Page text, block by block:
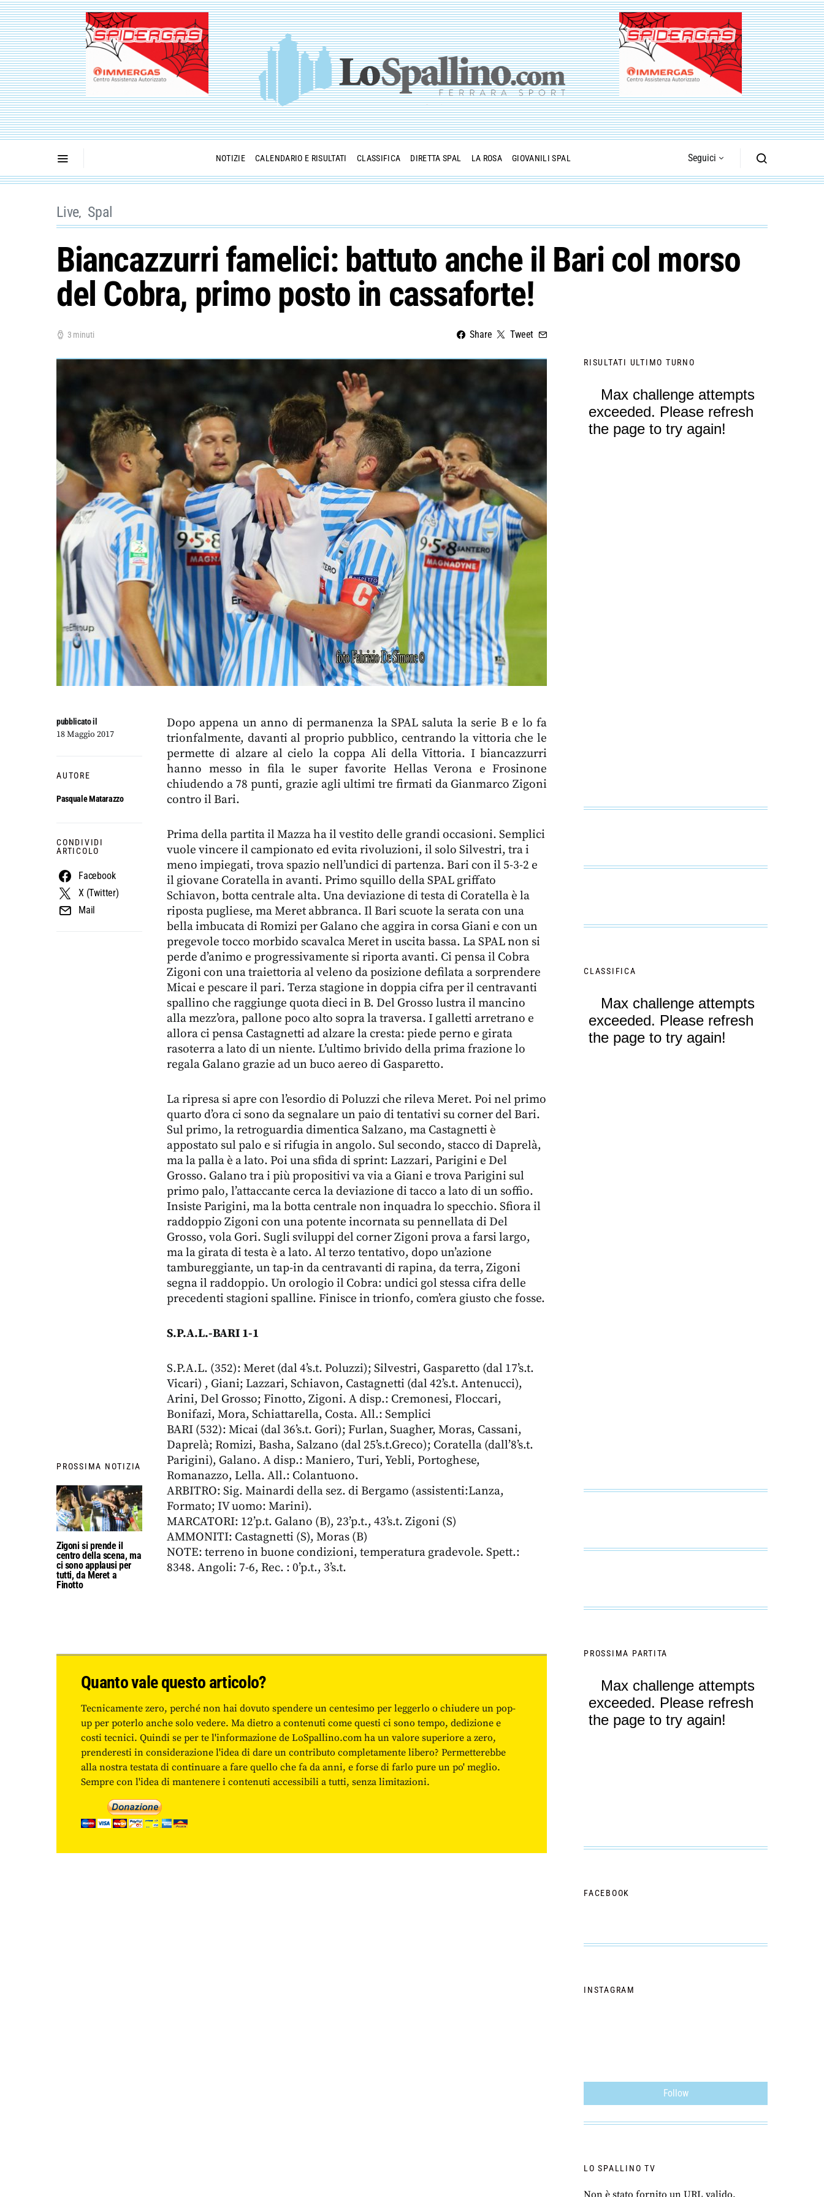
NOTIZIE CALENDARIO E RISULTATI CLASSIFICA DIRETTA SPAL LA ROSA GIOVANILI SPAL Seguici
Live Spal
Biancazzurri famelici: battuto anche il Bari col morso
del Cobra, primo posto in cassaforte!
3 minuti Share Tweet
PROSSIMA NOTIZIA
Zigoni si prende il
centro della scena, ma
ci sono applausi per
tutti, da Meret a
Finotto
pubblicato il
18 Maggio 2017
AUTORE
Pasquale Matarazzo
CONDIVIDI
ARTICOLO
Facebook
X (Twitter)
Mail
Dopo appena un anno di permanenza la SPAL saluta la serie B e lo fa
trionfalmente, davanti al proprio pubblico, centrando la vittoria che le
permette di alzare al cielo la coppa Ali della Vittoria. I biancazzurri
hanno messo in fila le super favorite Hellas Verona e Frosinone
chiudendo a 78 punti, grazie agli ultimi tre firmati da Gianmarco Zigoni
contro il Bari.
Prima della partita il Mazza ha il vestito delle grandi occasioni. Semplici
vuole vincere il campionato ed evita rivoluzioni, il solo Silvestri, tra i
meno impiegati, trova spazio nell’undici di partenza. Bari con il 5-3-2 e
il giovane Coratella in avanti. Primo squillo della SPAL griffato
Schiavon, botta centrale alta. Una deviazione di testa di Coratella è la
riposta pugliese, ma Meret abbranca. Il Bari scuote la serata con una
bella imbucata di Romizi per Galano che aggira in corsa Giani e con un
pregevole tocco morbido scavalca Meret in uscita bassa. La SPAL non si
perde d’animo e progressivamente si riporta avanti. Ci pensa il Cobra
Zigoni con una traiettoria al veleno da posizione defilata a sorprendere
Micai e pescare il pari. Terza stagione in doppia cifra per il centravanti
spallino che raggiunge quota dieci in B. Del Grosso lustra il mancino
alla mezz’ora, pallone poco alto sopra la traversa. I galletti arretrano e
allora ci pensa Castagnetti ad alzare la cresta: piede perno e girata
rasoterra a lato di un niente. L’ultimo brivido della prima frazione lo
regala Galano grazie ad un buco aereo di Gasparetto.
La ripresa si apre con l’esordio di Poluzzi che rileva Meret. Poi nel primo
quarto d’ora ci sono da segnalare un paio di tentativi su corner del Bari.
Sul primo, la retroguardia dimentica Salzano, ma Castagnetti è
appostato sul palo e si rifugia in angolo. Sul secondo, stacco di Daprelà,
ma la palla è a lato. Poi una sfida di sprint: Lazzari, Parigini e Del
Grosso. Galano tra i più propositivi va via a Giani e trova Parigini sul
primo palo, l’attaccante cerca la deviazione di tacco a lato di un soffio.
Insiste Parigini, ma la botta centrale non inquadra lo specchio. Sfiora il
raddoppio Zigoni con una potente incornata su pennellata di Del
Grosso, vola Gori. Sugli sviluppi del corner Zigoni prova a farsi largo,
ma la girata di testa è a lato. Al terzo tentativo, dopo un’azione
tambureggiante, un tap-in da centravanti di rapina, da terra, Zigoni
segna il raddoppio. Un orologio il Cobra: undici gol stessa cifra delle
precedenti stagioni spalline. Finisce in trionfo, com’era giusto che fosse.
S.P.A.L.-BARI 1-1
S.P.A.L. (352): Meret (dal 4’s.t. Poluzzi); Silvestri, Gasparetto (dal 17’s.t.
Vicari) , Giani; Lazzari, Schiavon, Castagnetti (dal 42’s.t. Antenucci),
Arini, Del Grosso; Finotto, Zigoni. A disp.: Cremonesi, Floccari,
Bonifazi, Mora, Schiattarella, Costa. All.: Semplici
BARI (532): Micai (dal 36’s.t. Gori); Furlan, Suagher, Moras, Cassani,
Daprelà; Romizi, Basha, Salzano (dal 25’s.t.Greco); Coratella (dall’8’s.t.
Parigini), Galano. A disp.: Maniero, Turi, Yebli, Portoghese,
Romanazzo, Lella. All.: Colantuono.
ARBITRO: Sig. Mainardi della sez. di Bergamo (assistenti:Lanza,
Formato; IV uomo: Marini).
MARCATORI: 12’p.t. Galano (B), 23’p.t., 43’s.t. Zigoni (S)
AMMONITI: Castagnetti (S), Moras (B)
NOTE: terreno in buone condizioni, temperatura gradevole. Spett.:
8348. Angoli: 7-6, Rec. : 0’p.t., 3’s.t.
Quanto vale questo articolo?
Tecnicamente zero, perché non hai dovuto spendere un centesimo per leggerlo o chiudere un pop-
up per poterlo anche solo vedere. Ma dietro a contenuti come questi ci sono tempo, dedizione e
costi tecnici. Quindi se per te l'informazione de LoSpallino.com ha un valore superiore a zero,
prenderesti in considerazione l'idea di dare un contributo completamente libero? Permetterebbe
alla nostra testata di continuare a fare quello che fa da anni, e forse di farlo pure un po' meglio.
Sempre con l'idea di mantenere i contenuti accessibili a tutti, senza limitazioni.
RISULTATI ULTIMO TURNO
CLASSIFICA
PROSSIMA PARTITA
FACEBOOK
INSTAGRAM
Follow
LO SPALLINO TV